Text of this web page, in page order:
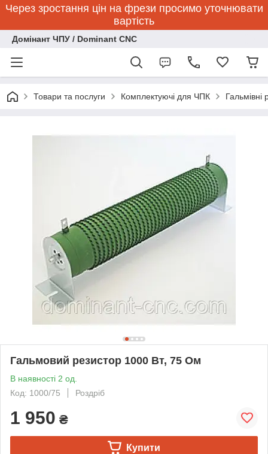
Через зростання цін на фрези просимо уточнювати
вартість
Домінант ЧПУ / Dominant CNC
Товари та послуги Комплектуючі для ЧПК Гальмівні
Гальмовий резистор 1000 Вт, 75 Ом
В наявності 2 од.
Код: 1000/75
Роздріб
1 950 ₴
Купити